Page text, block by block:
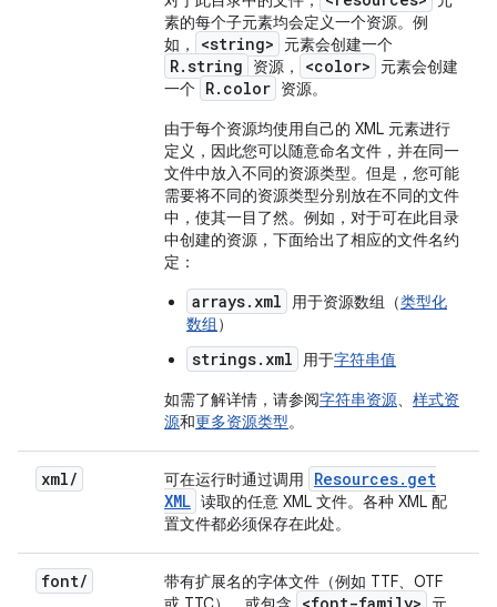
素的每个子元素均会定义一个资源。例
如，
<string> 元素会创建一个
R.string 资源， <color>
元素会创建
一个 R.color 资源。
由于每个资源均使用自己的 XML 元素进行
定义，因此您可以随意命名文件，并在同一
文件中放入不同的资源类型。但是，您可能
需要将不同的资源类型分别放在不同的文件
中，使其一目了然。例如，对于可在此目录
中创建的资源，下面给出了相应的文件名约
定：
arrays.xml 用于资源数组（类型化
数组 ）
strings.xml 用于字符串值
如需了解详情，请参阅字符串资源、 样式资
源和更多资源类型。
xml/ 可在运行时通过调用 Resources. get
XML 读取的任意 XML 文件。各种 XML 配
置文件都必须保存在此处。
font/
带有扩展名的字体文件（例如 TTF、OTF